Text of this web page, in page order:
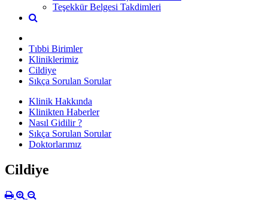
Teşekkür Belgesi Takdimleri
Tıbbi Birimler
Kliniklerimiz
Cildiye
Sıkça Sorulan Sorular
Klinik Hakkında
Klinikten Haberler
Nasıl Gidilir ?
Sıkça Sorulan Sorular
Doktorlarımız
Cildiye